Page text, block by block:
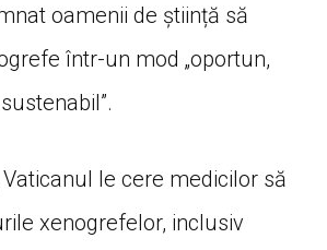
oamenii de știință să
într-un mod „oportun,
le cere medicilor să
xenogrefelor, inclusiv